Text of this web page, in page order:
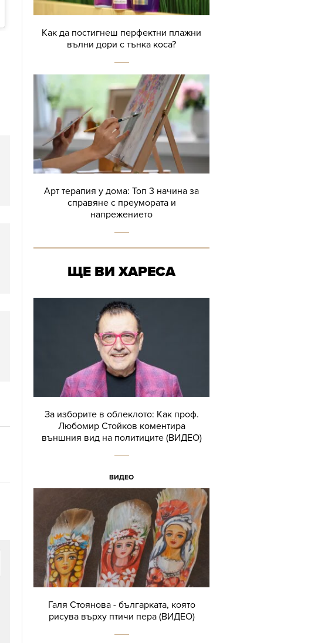
Как да постигнеш перфектни плажни
вълни дори с тънка коса?
Арт терапия у дома: Топ 3 начина за
справяне с преумората и
напрежението
ЩЕ ВИ ХАРЕСА
За изборите в облеклото: Как проф.
Любомир Стойков коментира
външния вид на политиците (ВИДЕО)
ВИДЕО
Галя Стоянова - българката, която
рисува върху птичи пера (ВИДЕО)